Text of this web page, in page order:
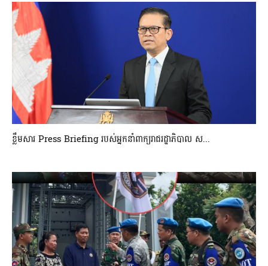
ខ្លឹមសារ Press Briefing របស់អ្នកនាំពាក្យរាជរដ្ឋាភិបាល ស...